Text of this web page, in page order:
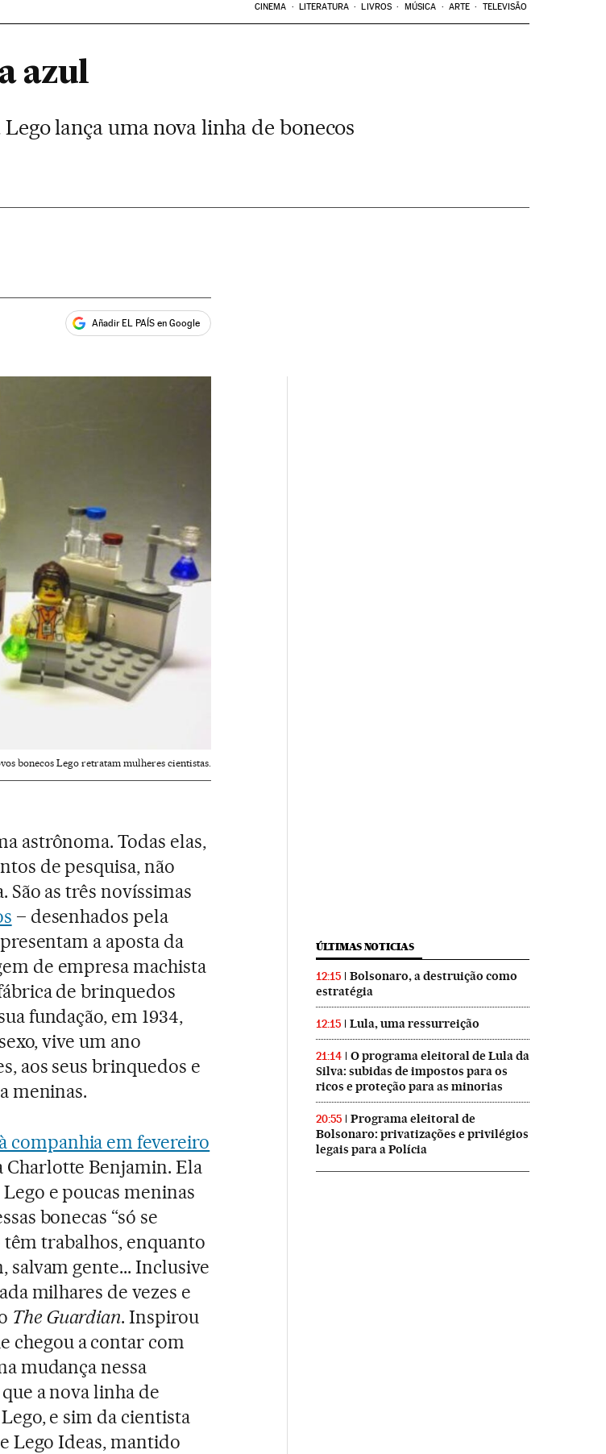
CINEMA LITERATURA LIVROS MÚSICA ARTE TELEVISÃO
azul
lança uma nova linha de bonecos
Añadir EL PAÍS en Google
bonecos Lego retratam mulheres cientistas.
astrônoma. Todas elas,
de pesquisa, não
as três novíssimas
– desenhados pela
a aposta da
de empresa machista
de brinquedos
fundação, em 1934,
vive um ano
aos seus brinquedos e
meninas.
companhia em fevereiro
Charlotte Benjamin. Ela
e poucas meninas
bonecas “só se
têm trabalhos, enquanto
salvam gente... Inclusive
milhares de vezes e
The Guardian. Inspirou
chegou a contar com
mudança nessa
a nova linha de
e sim da cientista
Lego Ideas, mantido
ÚLTIMAS NOTICIAS
12:15
Bolsonaro, a destruição como
estratégia
12:15 Lula, uma ressurreição
21:14
O programa eleitoral de Lula da
Silva: subidas de impostos para os
ricos e proteção para as minorias
20:55
Programa eleitoral de
Bolsonaro: privatizações e privilégios
legais para a Polícia